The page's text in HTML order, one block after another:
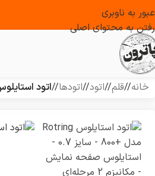
عبور به ناوبری
رفتن به محتوای اصلی
خانه/ قلم/ اتود/ اتود‌ها/ اتود استایلوس روترینگ مدل